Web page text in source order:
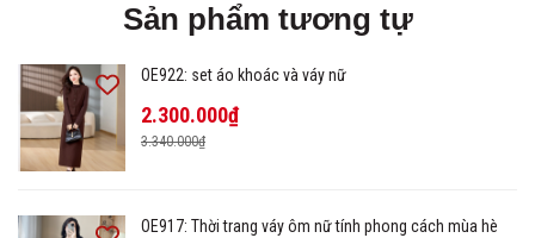
Sản phẩm tương tự
OE922: set áo khoác và váy nữ
2.300.000₫
3.340.000₫
OE917: Thời trang váy ôm nữ tính phong cách mùa hè